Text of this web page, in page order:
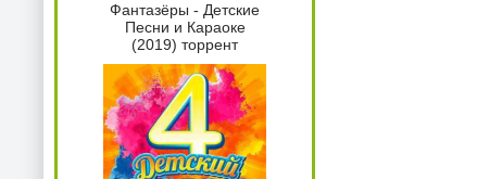
Фантазёры - Детские
Песни и Караоке
(2019) торрент